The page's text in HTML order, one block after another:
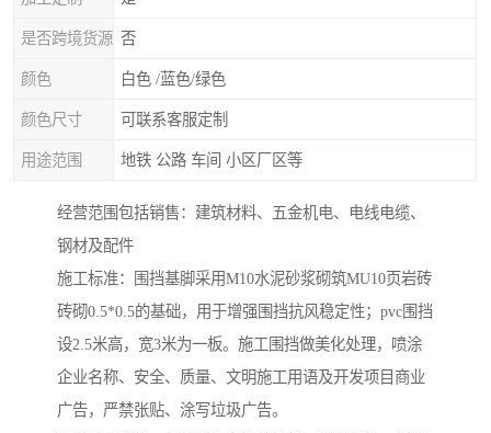
是否跨境货源 否
颜色 白色 /蓝色/绿色
颜色尺寸 可联系客服定制
用途范围 地铁 公路 车间 小区厂区等
经营范围包括销售：建筑材料、五金机电、电线电缆、
钢材及配件
施工标准：围挡基脚采用M10水泥砂浆砌筑MU10页岩砖
砖砌0.5*0.5的基础，用于增强围挡抗风稳定性；pvc围挡
设2.5米高，宽3米为一板。施工围挡做美化处理，喷涂
企业名称、安全、质量、文明施工用语及开发项目商业
广告，严禁张贴、涂写垃圾广告。